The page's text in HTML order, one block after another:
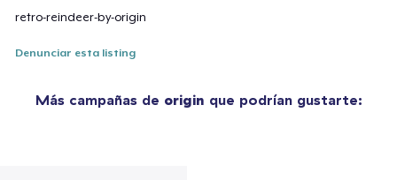
retro-reindeer-by-origin
Denunciar esta listing
Más campañas de origin que podrían gustarte: